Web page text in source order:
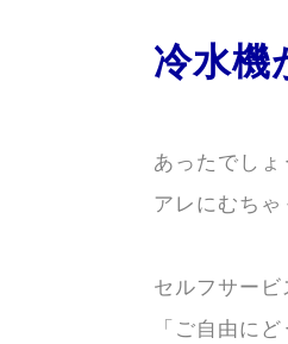
冷水機
あったでし
アレにむち
セルフサー
「ご自由に